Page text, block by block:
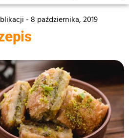
- 8 października, 2019